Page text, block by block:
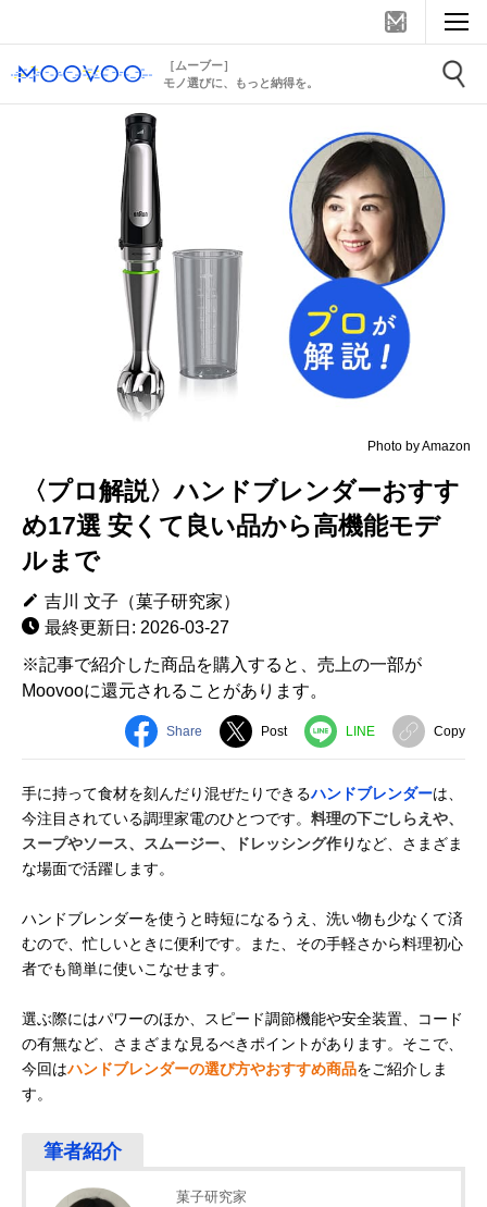
［ムーブー］
モノ選びに、もっと納得を。
Photo by Amazon
〈プロ解説〉ハンドブレンダーおすす
め17選 安くて良い品から高機能モデ
ルまで
吉川 文子（菓子研究家）
最終更新日: 2026-03-27
※記事で紹介した商品を購入すると、売上の一部が
Moovooに還元されることがあります。
Share Post LINE Copy
手に持って食材を刻んだり混ぜたりできるハンドブレンダーは、
今注目されている調理家電のひとつです。 料理の下ごしらえや、
スープやソース、スムージー、ドレッシング作り など、さまざま
な場面で活躍します。
ハンドブレンダーを使うと時短になるうえ、洗い物も少なくて済
むので、忙しいときに便利です。また、その手軽さから料理初心
者でも簡単に使いこなせます。
選ぶ際にはパワーのほか、スピード調節機能や安全装置、コード
の有無など、さまざまな見るべきポイントがあります。そこで、
今回はハンドブレンダーの選び方やおすすめ商品をご紹介しま
す。
菓子研究家